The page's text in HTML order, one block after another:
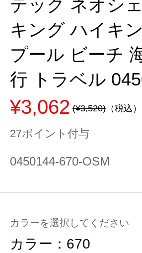
テック ネオシ
キング ハイキ
プール ビーチ
行 トラベル
¥3,062 (¥3,520) （税込）
27ポイント付与
0450144-670-OSM
カラーを選択してください
カラー： 670